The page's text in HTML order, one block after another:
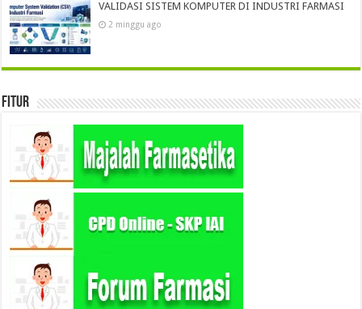
VALIDASI SISTEM KOMPUTER DI INDUSTRI FARMASI
2 minggu ago
Fitur